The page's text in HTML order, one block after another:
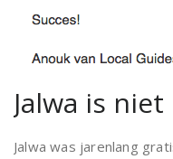
Jalwa is
Jalwa was jarenlang